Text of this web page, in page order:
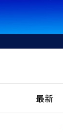
最新
活動